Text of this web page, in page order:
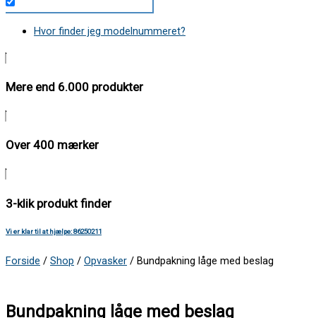
Støvsuger
Hvor finder jeg modelnummeret?
Mere end 6.000 produkter
Over 400 mærker
3-klik produkt finder
Vi er klar til at hjælpe: 86250211
Forside / Shop / Opvasker / Bundpakning låge med beslag
Bundpakning låge med beslag